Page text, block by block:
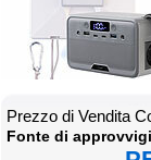
Prez­zo di Ven­di­ta
Fon­te di